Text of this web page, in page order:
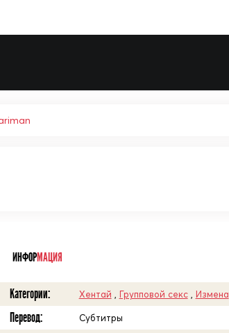
ИНФОРМАЦИЯ
Категории: Хентай Групповой секс, Измена
Перевод: Субтитры